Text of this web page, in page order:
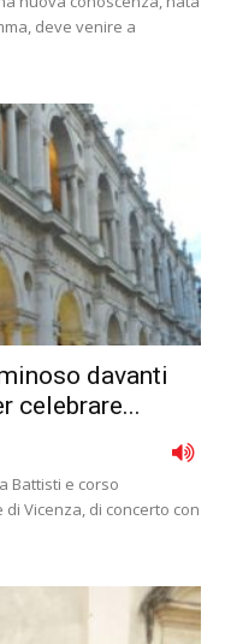
deve venire a
davanti
celebrare...
Battisti e corso
Vicenza, di concerto con